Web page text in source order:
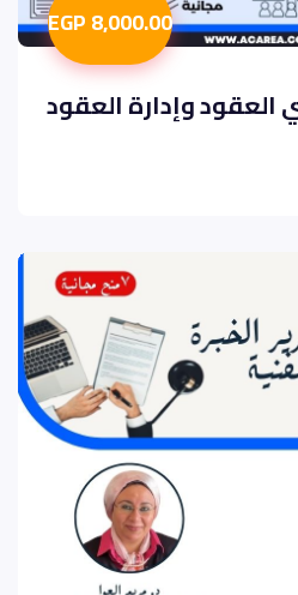
8,000.00 EGP
وإدارة العقود